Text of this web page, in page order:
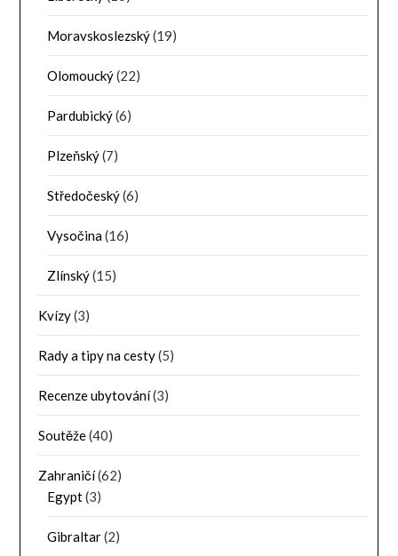
Moravskoslezský(19)
Olomoucký(22)
Pardubický(6)
Plzeňský(7)
Středočeský(6)
Vysočina(16)
Zlínský(15)
Kvízy(3)
Rady a tipy na cesty(5)
Recenze ubytování(3)
Soutěže(40)
Zahraničí(62)
Egypt(3)
Gibraltar(2)